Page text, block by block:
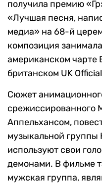
получила премию
«Лучшая песня,
медиа» на 68-й
композиция
американском чарте
британском UK
Сюжет
срежиссированного
Аппельхансом,
музыкальной группы
используют свои
демонами. В фильме
мужская группа,